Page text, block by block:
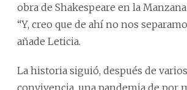
obra de Shakespeare en la
“Y, creo que de ahí no nos
añade Leticia.
La historia siguió, después de
convivencia, una pandemia de por